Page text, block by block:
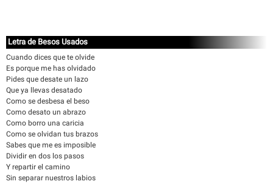
Letra de Besos Usados
Cuando dices que te olvide
Es porque me has olvidado
Pides que desate un lazo
Que ya llevas desatado
Como se desbesa el beso
Como desato un abrazo
Como borro una caricia
Como se olvidan tus brazos
Sabes que me es imposible
Dividir en dos los pasos
Y repartir el camino
Sin separar nuestros labios